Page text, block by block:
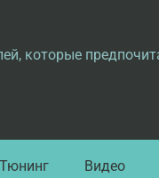
которые
Тюнинг Видео